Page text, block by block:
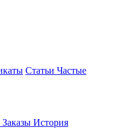
Статьи Частые
Заказы История